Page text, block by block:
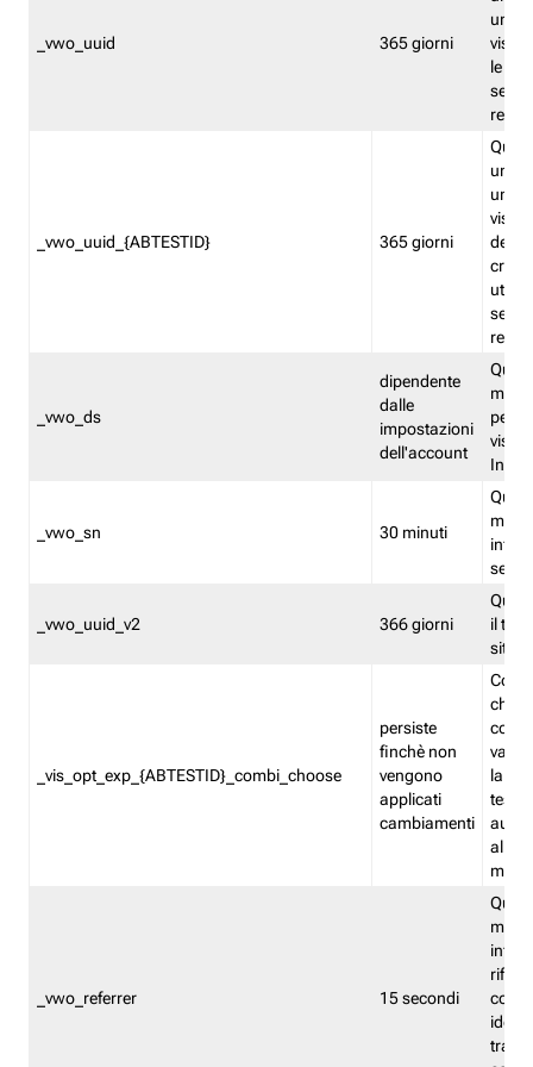
_vwo_uuid 365 giorni
le
_vwo_uuid_{ABTESTID} 365 giorni
un
del
_vwo_ds
dipendente
dalle
impostazioni
dell'account
_vwo_sn 30 minuti
_vwo_uuid_v2 366 giorni
il
sito
_vis_opt_exp_{ABTESTID}_combi_choose
persiste
finchè non
vengono
applicati
cambiamenti
che
la
test.
_vwo_referrer 15 secondi